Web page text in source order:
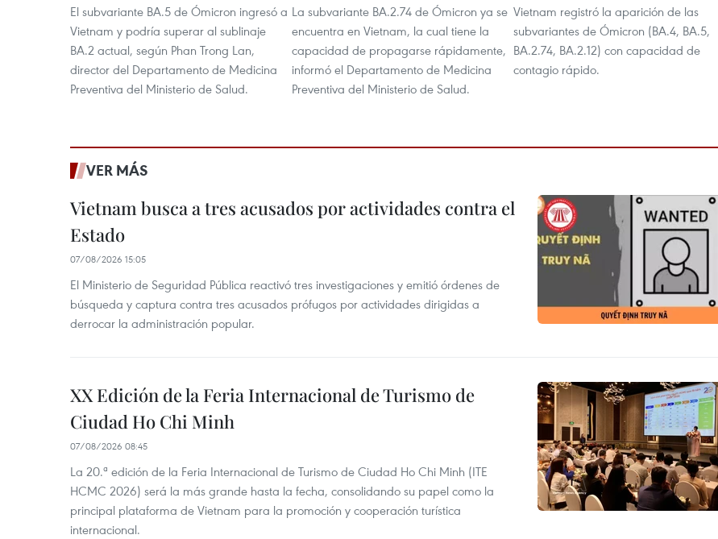
El subvariante BA.5 de Ómicron ingresó a
Vietnam y podría superar al sublinaje
BA.2 actual, según Phan Trong Lan,
director del Departamento de Medicina
Preventiva del Ministerio de Salud.
La subvariante BA.2.74 de Ómicron ya se
encuentra en Vietnam, la cual tiene la
capacidad de propagarse rápidamente,
informó el Departamento de Medicina
Preventiva del Ministerio de Salud.
Vietnam registró la aparición de las
subvariantes de Ómicron (BA.4, BA.5,
BA.2.74, BA.2.12) con capacidad de
contagio rápido.
VER MÁS
Vietnam busca a tres acusados por actividades contra el
Estado
07/08/2026 15:05
El Ministerio de Seguridad Pública reactivó tres investigaciones y emitió órdenes de
búsqueda y captura contra tres acusados prófugos por actividades dirigidas a
derrocar la administración popular.
XX Edición de la Feria Internacional de Turismo de
Ciudad Ho Chi Minh
07/08/2026 08:45
La 20.ª edición de la Feria Internacional de Turismo de Ciudad Ho Chi Minh (ITE
HCMC 2026) será la más grande hasta la fecha, consolidando su papel como la
principal plataforma de Vietnam para la promoción y cooperación turística
internacional.